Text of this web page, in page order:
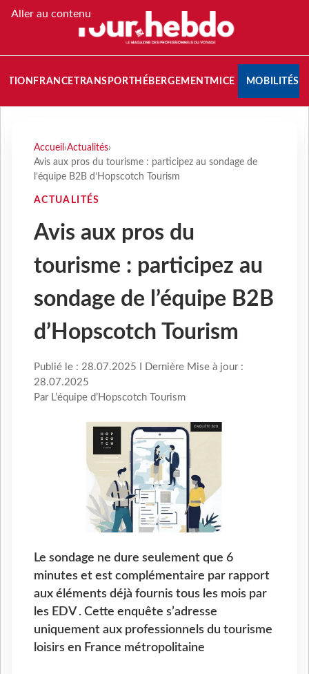
Aller au contenu
FRANCETRANSPORT HÉBERGEMENTMICE MOBILITÉS
Accueil ›Actualités›
Avis aux pros du tourisme : participez au sondage de
l’équipe B2B d’Hopscotch Tourism
ACTUALITÉS
Avis aux pros du
tourisme : participez au
sondage de l’équipe B2B
d’Hopscotch Tourism
Publié le : 28.07.2025 I Dernière Mise à jour :
28.07.2025
Par L’équipe d’Hopscotch Tourism
Le sondage ne dure seulement que 6
minutes et est complémentaire par rapport
aux éléments déjà fournis tous les mois par
les EDV . Cette enquête s’adresse
uniquement aux professionnels du tourisme
loisirs en France métropolitaine